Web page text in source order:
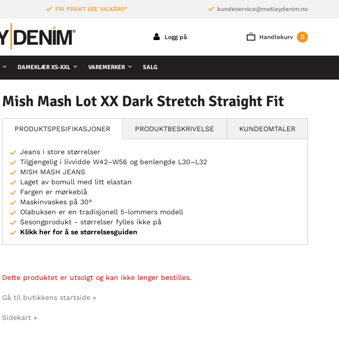
FRI FRAKT (SE VILKÅR)* kundeservice@motleydenim.no
Handlekurv 0
Logg på
DAMEKLÆR XS-XXL VAREMERKER SALG
Mish Mash Lot XX Dark Stretch Straight Fit
PRODUKTSPESIFIKASJONER PRODUKTBESKRIVELSE KUNDEOMTALER
Jeans i store størrelser
Tilgjengelig i livvidde W42–W56 og benlengde L30–L32
MISH MASH JEANS
Laget av bomull med litt elastan
Fargen er mørkeblå
Maskinvaskes på 30°
Olabuksen er en tradisjonell 5-lommers modell
Sesongprodukt - størrelser fylles ikke på
Klikk her for å se størrelsesguiden
Dette produktet er utsolgt og kan ikke lenger bestilles.
Gå til butikkens startside »
Sidekart »